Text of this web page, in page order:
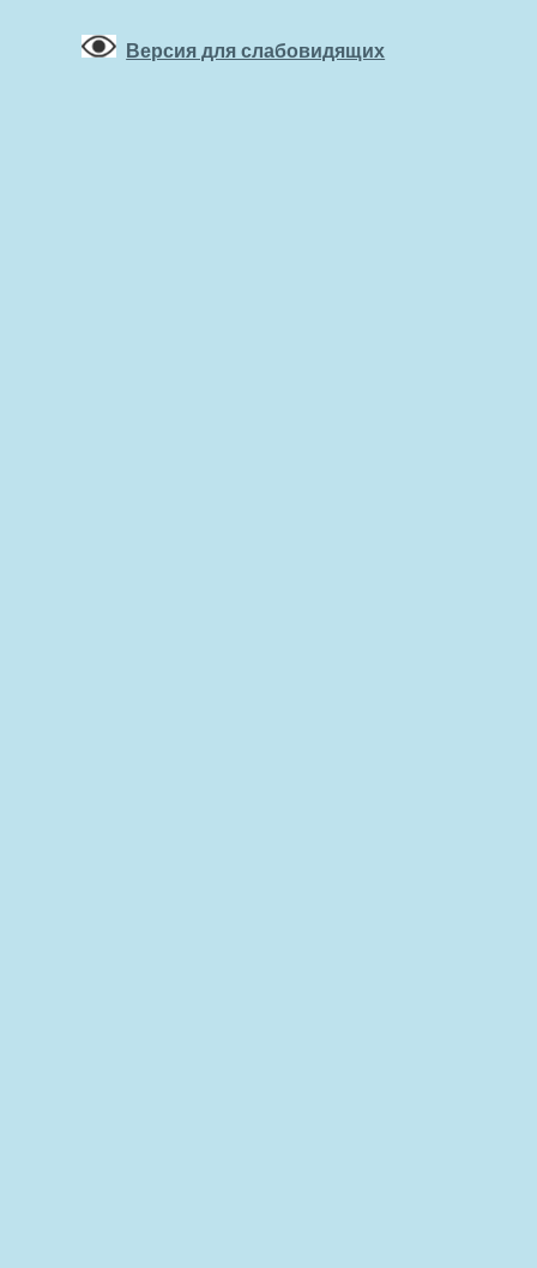
Версия для слабовидящих